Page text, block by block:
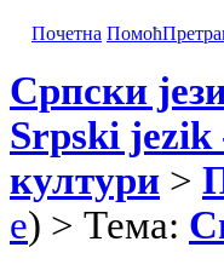
Почетна Помоћ
Српски
Srpski
култури >
e) > Тема: